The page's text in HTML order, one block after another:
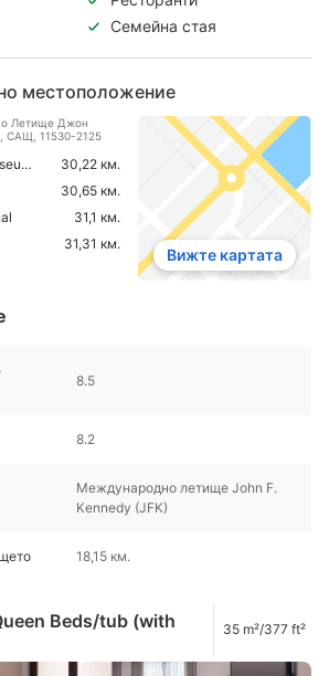
Семейна стая
местоположение
Летище Джон
САЩ, 11530-2125
Art
30,22 км.
30,65 км.
31,1 км.
31,31 км.
Вижте картата
8.5
8.2
Международно летище John F.
Kennedy (JFK)
18,15 км.
Beds/tub (with
35 m²/377 ft²